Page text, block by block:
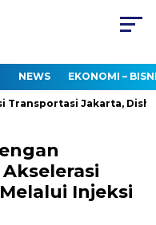
NEWS EKONOMI –
Jakarta, Dishub
Injeksi